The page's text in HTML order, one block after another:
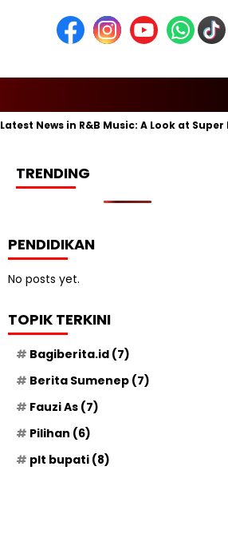
News in R&B Music: A Look at Super
TRENDING
PENDIDIKAN
No posts yet.
TOPIK TERKINI
Bagiberita.id (7)
Berita Sumenep (7)
Fauzi As (7)
Pilihan (6)
plt bupati (8)